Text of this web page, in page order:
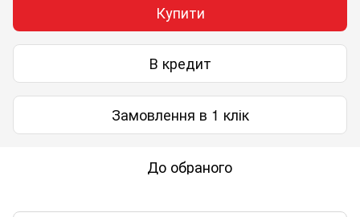
Купити
В кредит
Замовлення в 1 клік
До обраного